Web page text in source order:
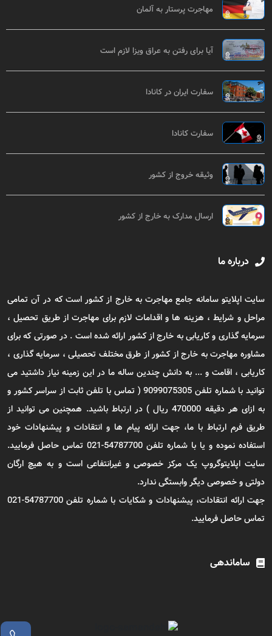
مهاجرت پرستار به آلمان
آیا برای رفتن به عراق ویزا لازم است
سفارت ایران در کانادا
سفارت کانادا
وثیقه خروج از کشور
ارسال مدارک به خارج از کشور
درباره ما
سایت اپلایتو سامانه جامع مهاجرت به خارج از کشور است که در آن تمامی
مراحل و شرایط ، هزینه ها و اقدامات لازم برای مهاجرت از طریق تحصیل ،
سرمایه گذاری و کاریابی به خارج از کشور ارائه شده است . در صورتی که برای
مشاوره مهاجرت به خارج از کشور از طرق مختلف تحصیلی ، سرمایه گذاری ،
کاریابی ، اقامت و ... به دانش چندین ساله ما در این زمینه نیاز داشتید می
توانید با شماره تلفن 9099075305 ( تماس با تلفن ثابت از سراسر کشور و
به ازای هر دقیقه 470000 ریال ) در ارتباط باشید. همچنین می توانید از
طریق فرم ارتباط با ما، جهت ارائه پیام ها و انتقادات و پیشنهادات خود
استفاده نموده و یا با شماره تلفن 54787700-021 تماس حاصل فرمایید.
سایت اپلایتوگروپ یک مرکز خصوصی و غیرانتفاعی است و به هیچ ارگان
دولتی و خصوصی دیگر وابستگی ندارد.
جهت ارائه انتقادات، پیشنهادات و شکایات با شماره تلفن 54787700-021
تماس حاصل فرمایید.
ساماندهی